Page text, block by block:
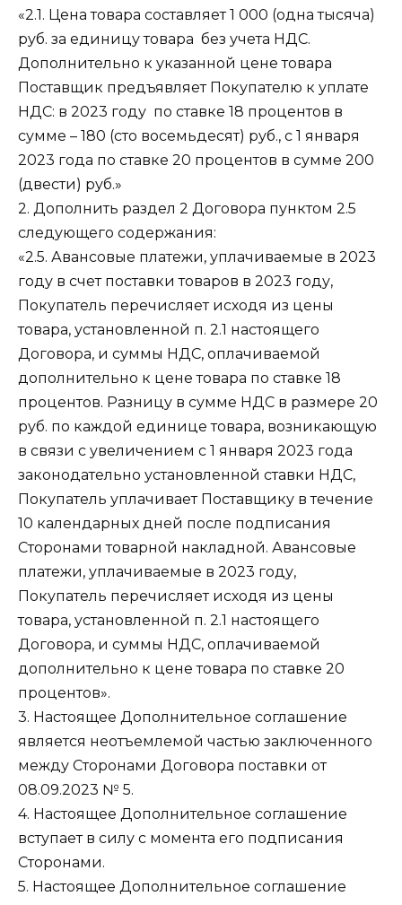
«2.1. Цена товара составляет 1 000 (одна тысяча)
руб. за единицу товара без учета НДС.
Дополнительно к указанной цене товара
Поставщик предъявляет Покупателю к уплате
НДС: в 2023 году по ставке 18 процентов в
сумме – 180 (сто восемьдесят) руб., с 1 января
2023 года по ставке 20 процентов в сумме 200
(двести) руб.»
2. Дополнить раздел 2 Договора пунктом 2.5
следующего содержания:
«2.5. Авансовые платежи, уплачиваемые в 2023
году в счет поставки товаров в 2023 году,
Покупатель перечисляет исходя из цены
товара, установленной п. 2.1 настоящего
Договора, и суммы НДС, оплачиваемой
дополнительно к цене товара по ставке 18
процентов. Разницу в сумме НДС в размере 20
руб. по каждой единице товара, возникающую
в связи с увеличением с 1 января 2023 года
законодательно установленной ставки НДС,
Покупатель уплачивает Поставщику в течение
10 календарных дней после подписания
Сторонами товарной накладной. Авансовые
платежи, уплачиваемые в 2023 году,
Покупатель перечисляет исходя из цены
товара, установленной п. 2.1 настоящего
Договора, и суммы НДС, оплачиваемой
дополнительно к цене товара по ставке 20
процентов».
3. Настоящее Дополнительное соглашение
является неотъемлемой частью заключенного
между Сторонами Договора поставки от
08.09.2023 № 5.
4. Настоящее Дополнительное соглашение
вступает в силу с момента его подписания
Сторонами.
5. Настоящее Дополнительное соглашение